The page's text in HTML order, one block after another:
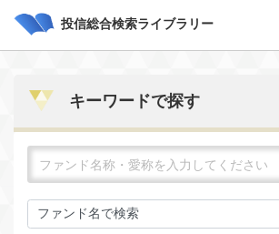
投信総合検索ライブラリー
キーワードで探す